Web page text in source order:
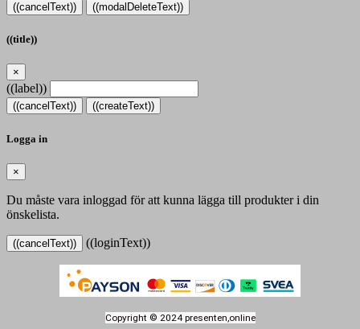
((cancelText)) ((modalDeleteText))
((title))
×
((label))
((cancelText)) ((createText))
Logga in
×
Du måste vara inloggad för att kunna lägga till produkter i din
önskelista.
((cancelText)) ((loginText))
Copyright © 2024 presenten,online